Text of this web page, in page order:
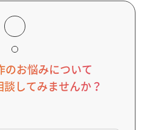
のお悩みについて
談してみませんか？